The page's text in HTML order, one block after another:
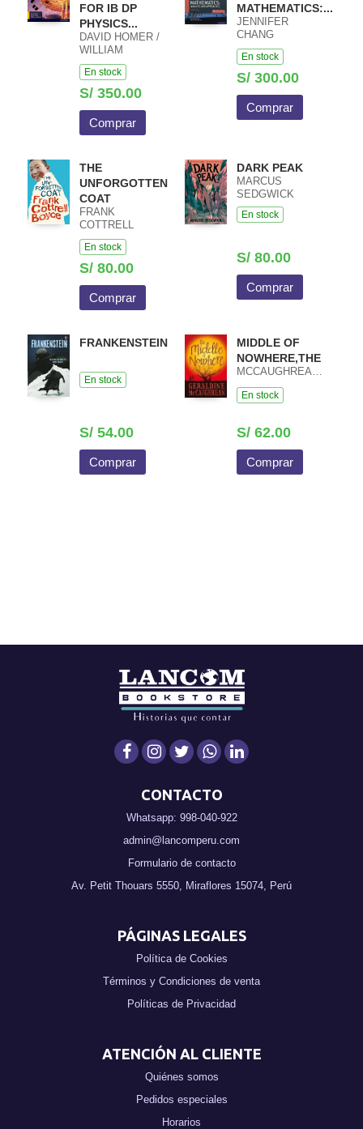
FOR IB DP
PHYSICS...
DAVID HOMER /
WILLIAM
HEATHCOTE /
MACIEJ PIETKA
En stock
S/ 350.00
Comprar
MATHEMATICS:...
JENNIFER
CHANG
WATHALL JOSIP
HARCET
En stock
S/ 300.00
Comprar
THE
UNFORGOTTEN
COAT
FRANK
COTTRELL
BOYCE
En stock
S/ 80.00
Comprar
DARK PEAK
MARCUS
SEDGWICK
En stock
S/ 80.00
Comprar
FRANKENSTEIN
En stock
S/ 54.00
Comprar
MIDDLE OF
NOWHERE,THE
En stock
S/ 62.00
Comprar
CONTACTO
Whatsapp: 998-040-922
admin@lancomperu.com
Formulario de contacto
Av. Petit Thouars 5550, Miraflores 15074, Perú
PÁGINAS LEGALES
Política de Cookies
Términos y Condiciones de venta
Políticas de Privacidad
ATENCIÓN AL CLIENTE
Quiénes somos
Pedidos especiales
Horarios